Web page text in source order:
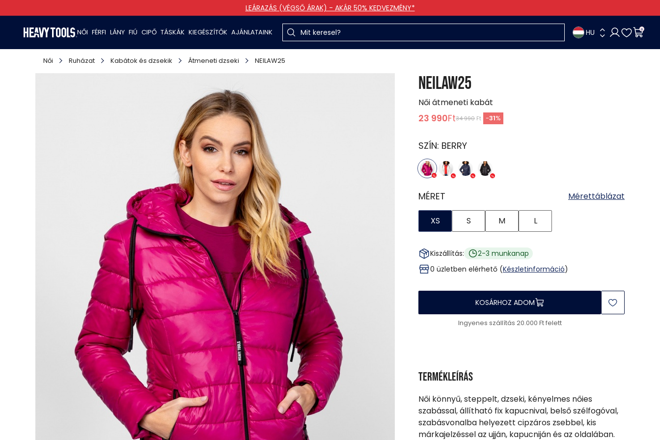
LEÁRAZÁS (VÉGSŐ ÁRAK) - AKÁR 50% KEDVEZMÉNY*
NŐI FÉRFI LÁNY FIÚ CIPŐ TÁSKÁK KIEGÉSZÍTŐK AJÁNLATAINK HU 0
Női Ruházat Kabátok és dzsekik Átmeneti dzseki NEILAW25
NEILAW25
Női átmeneti kabát
23 990Ft34 990 Ft -31%
SZÍN: BERRY
MÉRET Mérettáblázat
XS S M L
Kiszállítás:
2-3 munkanap
0 üzletben elérhető (Készletinformáció)
KOSÁRHOZ ADOM
Ingyenes szállítás 20.000 Ft felett
Termékleírás
Női könnyű, steppelt, dzseki, kényelmes nőies
szabással, állítható fix kapucnival, belső szélfogóval,
szabásvonalba helyezett cipzáros zsebbel, kis
márkajelzéssel az ujján, kapucniján és az oldalában.